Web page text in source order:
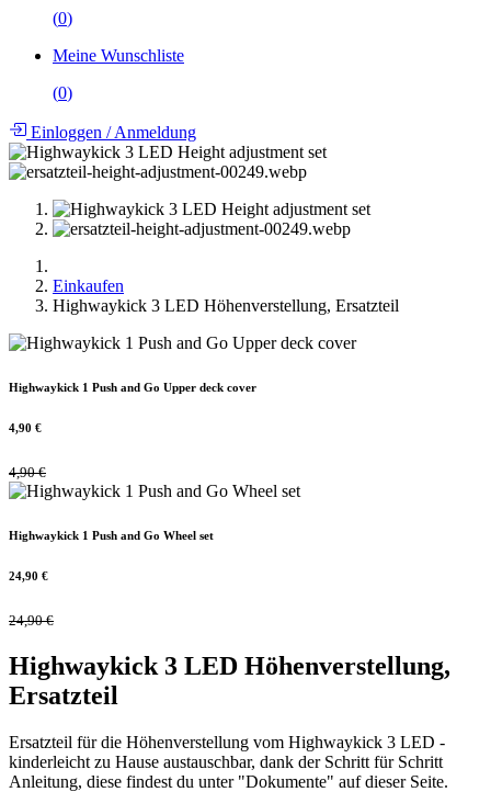
(0)
Meine Wunschliste
(0)
Einloggen /Anmeldung
Einkaufen
Highwaykick 3 LED Höhenverstellung, Ersatzteil
Highwaykick 1 Push and Go Upper deck cover
4,90 €
4,90€
Highwaykick 1 Push and Go Wheel set
24,90 €
24,90€
Highwaykick 3 LED Höhenverstellung,
Ersatzteil
Ersatzteil für die Höhenverstellung vom Highwaykick 3 LED -
kinderleicht zu Hause austauschbar, dank der Schritt für Schritt
Anleitung, diese findest du unter "Dokumente" auf dieser Seite.